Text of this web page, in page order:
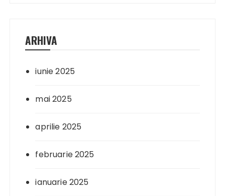
ARHIVA
iunie 2025
mai 2025
aprilie 2025
februarie 2025
ianuarie 2025